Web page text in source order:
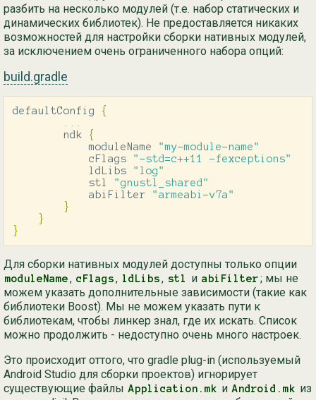
разбить на несколько модулей (т.е. набор статических и
динамических библиотек). Не предоставляется никаких
возможностей для настройки сборки нативных модулей,
за исключением очень ограниченного набора опций:
build.gradle
defaultConfig
{
ndk
{
moduleName
"my-module-name"
cFlags
"-std=c++11 -fexceptions"
ldLibs
"log"
stl
"gnustl_shared"
abiFilter
"armeabi-v7a"
}
}
}
Для сборки нативных модулей доступны только опции
moduleName, cFlags, ldLibs, stl и abiFilter; мы не
можем указать дополнительные зависимости (такие как
библиотеки Boost). Мы не можем указать пути к
библиотекам, чтобы линкер знал, где их искать. Список
можно продолжить - недоступно очень много настроек.
Это происходит оттого, что gradle plug-in (используемый
Android Studio для сборки проектов) игнорирует
существующие файлы Application.mk и Android.mk из